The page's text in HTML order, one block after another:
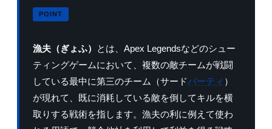
漁夫（ぎょふ）
とは、Apex Legendsなどのシュー
ティングゲームにおいて、複数の敵チームが戦闘
している最中に第三のチーム（サードパーティ ）
が現れて、既に消耗している敵を倒してキルを横
取りする戦術を指します。漁夫の利に例えて使わ